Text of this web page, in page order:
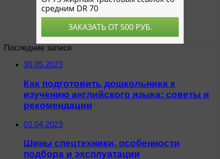
Последние записи
30.05.2023
Как подготовить дошкольника к
изучению английского языка: советы и
рекомендации
02.04.2023
Шины спецтехники, особенности
подбора и эксплуатации